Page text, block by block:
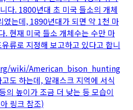
다. 1800년대 초 미국 들소의 개체
였는데, 1890년대가 되면 약 1천 마
. 현재 미국 들소 개체수는 수만 마
류로 지정해 보고하고 있다고 합니
wiki/American_bison_hunting
고도 하는데, 알래스크 지역에 서식
의 높이가 조금 더 낮는 등 모습이
링크 참조)